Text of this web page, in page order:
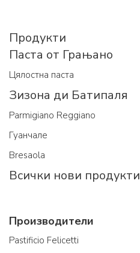
Продукти
Паста от Грањано
Цялостна паста
Зизона ди Батипаля
Parmigiano Reggiano
Гуанчале
Bresaola
Всички нови продукти
Производители
Pastificio Felicetti